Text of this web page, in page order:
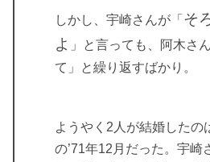
しかし、宇崎さんが「 そ
よ 」と言っても、阿木さ
て」と繰り返すばかり。
ようやく2人が結婚したの
の’71年12月だった。宇崎